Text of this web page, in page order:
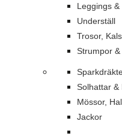
Leggings
Underställ
Trosor,
Strumpor &
Solhattar &
Mössor,
Jackor